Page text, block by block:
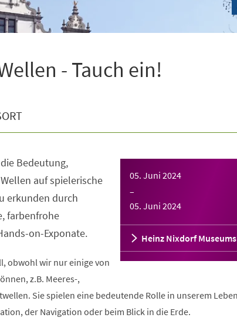
- Tauch ein!
05. Juni 2024
–
05. Juni 2024
Heinz Nixdorf
Bedeutung,
auf spielerische
erkunden durch
farbenfrohe
on-Exponate.
obwohl wir nur einige von
z.B. Meeres-,
Sie spielen eine bedeutende Rolle in unserem
der Navigation oder beim Blick in die Erde.